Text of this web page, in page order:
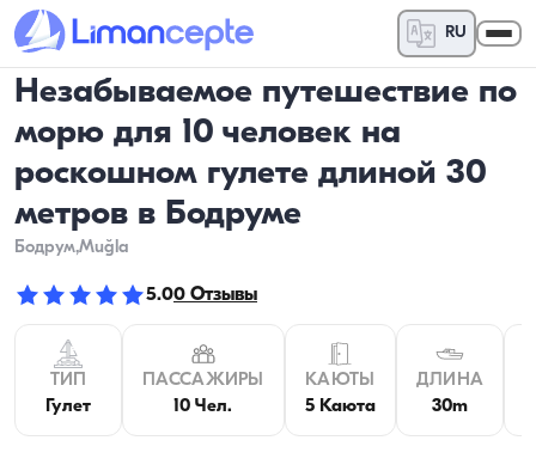
RU
Незабываемое путешествие по
морю для 10 человек на
роскошном гулете длиной 30
метров в Бодруме
Бодрум,Muğla
5.00 Отзывы
ТИП
Гулет
ПАССАЖИРЫ
10 Чел.
КАЮТЫ
5 Каюта
ДЛИНА
30m